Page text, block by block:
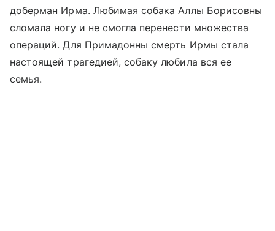
доберман Ирма. Любимая собака Аллы Борисовны
сломала ногу и не смогла перенести множества
операций. Для Примадонны смерть Ирмы стала
настоящей трагедией, собаку любила вся ее
семья.